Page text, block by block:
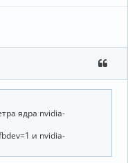
ядра nvidia-
и nvidia-